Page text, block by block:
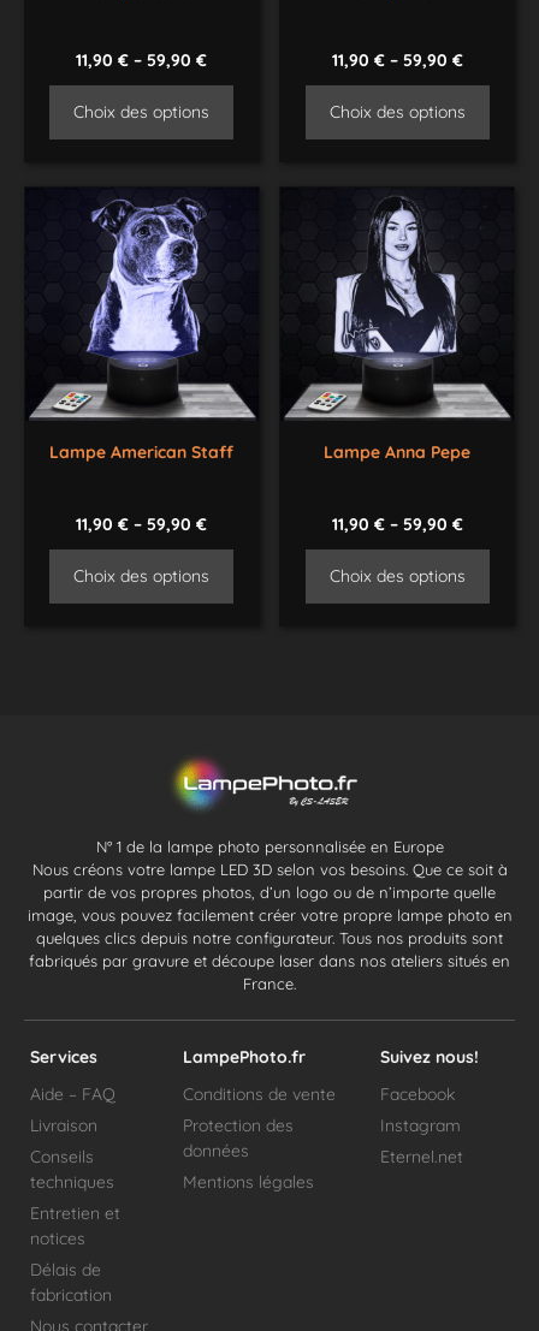
11,90€ –59,90€
Choix des options
11,90 €– 59,90 €
Choix des options
Lampe American Staff
11,90€ –59,90€
Choix des options
Lampe Anna Pepe
11,90 €– 59,90 €
Choix des options
N° 1 de la lampe photo personnalisée en Europe
Nous créons votre lampe LED 3D selon vos besoins. Que ce soit à
partir de vos propres photos, d’un logo ou de n’importe quelle
image, vous pouvez facilement créer votre propre lampe photo en
quelques clics depuis notre configurateur. Tous nos produits sont
fabriqués par gravure et découpe laser dans nos ateliers situés en
France.
Services
Aide – FAQ
Livraison
Conseils
techniques
Entretien et
notices
Délais de
fabrication
Nous contacter
LampePhoto.fr
Conditions de vente
Protection des
données
Mentions légales
Suivez nous!
Facebook
Instagram
Eternel.net